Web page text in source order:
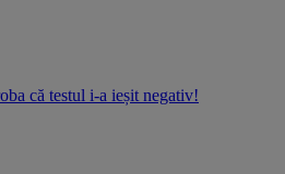
că testul i-a ieșit negativ!